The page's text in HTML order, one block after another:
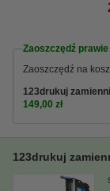
Zaoszczędź prawie
Zaoszczędź na
123drukuj
149,00 zł
123drukuj